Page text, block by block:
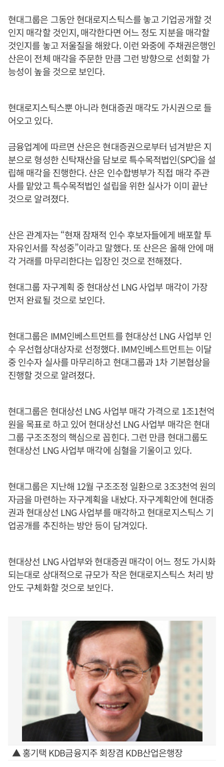
현대그룹은 그동안 현대로지스틱스를 놓고 기업공개할 것
인지 매각할 것인지, 매각한다면 어느 정도 지분을 매각할
것인지를 놓고 저울질을 해왔다. 이런 와중에 주채권은행인
산은이 전체 매각을 주문한 만큼 그런 방향으로 선회할 가
능성이 높을 것으로 보인다.
현대로지스틱스뿐 아니라 현대증권 매각도 가시권으로 들
어오고 있다.
금융업계에 따르면 산은은 현대증권으로부터 넘겨받은 지
분으로 형성한 신탁재산을 담보로 특수목적법인(SPC)을 설
립해 매각을 진행한다. 산은 인수합병부가 직접 매각 주관
사를 맡았고 특수목적법인 설립을 위한 실사가 이미 끝난
것으로 알려졌다.
산은 관계자는 “현재 잠재적 인수 후보자들에게 배포할 투
자유인서를 작성중”이라고 말했다. 또 산은은 올해 안에 매
각 거래를 마무리한다는 입장인 것으로 전해졌다.
현대그룹 자구계획 중 현대상선 LNG 사업부 매각이 가장
먼저 완료될 것으로 보인다.
현대그룹은 IMM인베스트먼트를 현대상선 LNG 사업부 인
수 우선협상대상자로 선정했다. IMM인베스트먼트는 이달
중 인수자 실사를 마무리하고 현대그룹과 1차 기본협상을
진행할 것으로 알려졌다.
현대그룹은 현대상선 LNG 사업부 매각 가격으로 1조1천억
원을 목표로 하고 있어 현대상선 LNG 사업부 매각은 현대
그룹 구조조정의 핵심으로 꼽힌다. 그런 만큼 현대그룹도
현대상선 LNG 사업부 매각에 심혈을 기울이고 있다.
현대그룹은 지난해 12월 구조조정 일환으로 3조3천억 원의
자금을 마련하는 자구계획을 내놨다. 자구계획안에 현대증
권과 현대상선 LNG 사업부를 매각하고 현대로지스틱스 기
업공개를 추진하는 방안 등이 담겨있다.
현대상선 LNG 사업부와 현대증권 매각이 어느 정도 가시화
되는대로 상대적으로 규모가 작은 현대로지스틱스 처리 방
안도 구체화할 것으로 보인다.
▲ 홍기택 KDB금융지주 회장겸 KDB산업은행장